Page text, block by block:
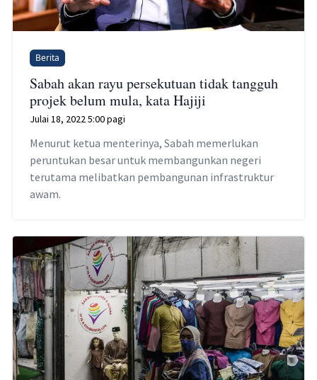
Berita
Sabah akan rayu persekutuan tidak tangguh
projek belum mula, kata Hajiji
Julai 18, 2022 5:00 pagi
Menurut ketua menterinya, Sabah memerlukan
peruntukan besar untuk membangunkan negeri
terutama melibatkan pembangunan infrastruktur
awam.